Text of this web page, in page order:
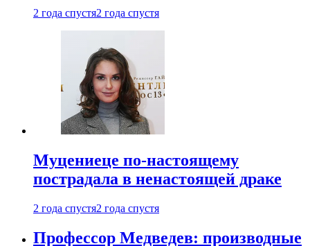
2 года спустя2 года спустя
Муцениеце по-настоящему
пострадала в ненастоящей драке
2 года спустя2 года спустя
Профессор Медведев: производные